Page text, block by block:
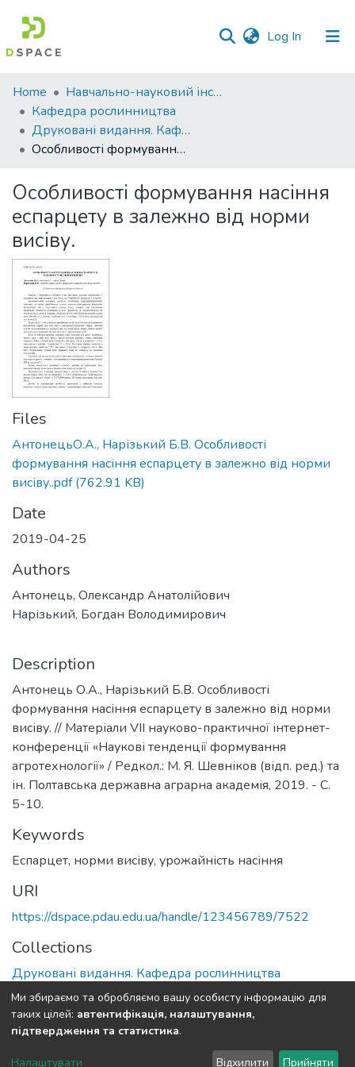
Log In (current)
Communities
&
Collections
Statistics
Home
Навчально-науковий інститут агротехнологій, селекції та екології
Кафедра рослинництва
Друковані видання. Кафедра рослинництва
Особливості формування насіння еспарцету в залежно від норми висіву.
Особливості формування насіння
еспарцету в залежно від норми
висіву.
Files
АнтонецьО.А., Нарізький Б.В. Особливості
формування насіння еспарцету в залежно від норми
висіву..pdf(762.91 KB)
Date
2019-04-25
Authors
Антонець, Олександр Анатолійович
Нарізький, Богдан Володимирович
Description
Антонець О.А., Нарізький Б.В. Особливості
формування насіння еспарцету в залежно від норми
висіву. // Матеріали VII науково-практичної інтернет-
конференції «Наукові тенденції формування
агротехнології» / Редкол.: М. Я. Шевніков (відп. ред.) та
ін. Полтавська державна аграрна академія, 2019. - С.
5-10.
Keywords
Еспарцет, норми висіву, урожайність насіння
URI
https://dspace.pdau.edu.ua/handle/123456789/7522
Collections
Друковані видання. Кафедра рослинництва
Full item page
DSpace software copyright © 2002-2026 LYRASIS
Ми збираємо та обробляємо вашу особисту інформацію для
таких цілей: автентифікація, налаштування,
підтвердження та статистика.
Налаштувати Відхилити Прийняти